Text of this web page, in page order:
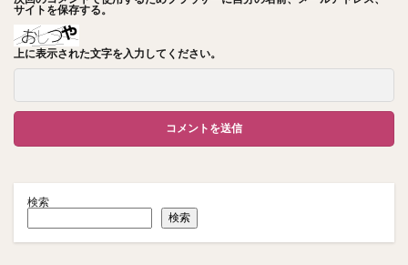
サイトを保存する。
上に表示された文字を入力してください。
検索
検索